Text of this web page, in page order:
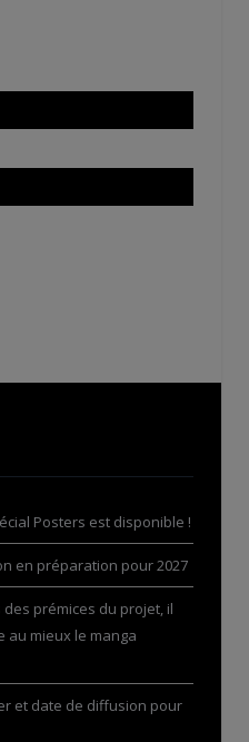
Posters est disponible !
en préparation pour 2027
prémices du projet, il
au mieux le manga
et date de diffusion pour